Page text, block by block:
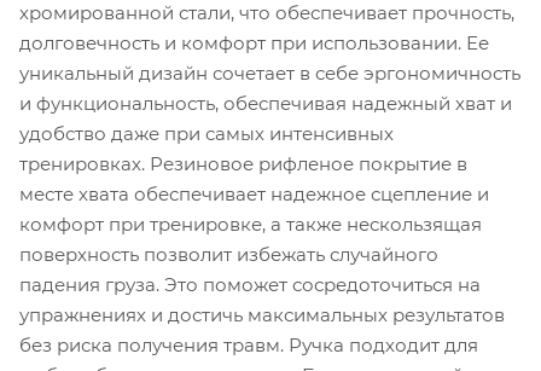
хромированной стали, что обеспечивает прочность,
долговечность и комфорт при использовании. Ее
уникальный дизайн сочетает в себе эргономичность
и функциональность, обеспечивая надежный хват и
удобство даже при самых интенсивных
тренировках. Резиновое рифленое покрытие в
месте хвата обеспечивает надежное сцепление и
комфорт при тренировке, а также нескользящая
поверхность позволит избежать случайного
падения груза. Это поможет сосредоточиться на
упражнениях и достичь максимальных результатов
без риска получения травм. Ручка подходит для